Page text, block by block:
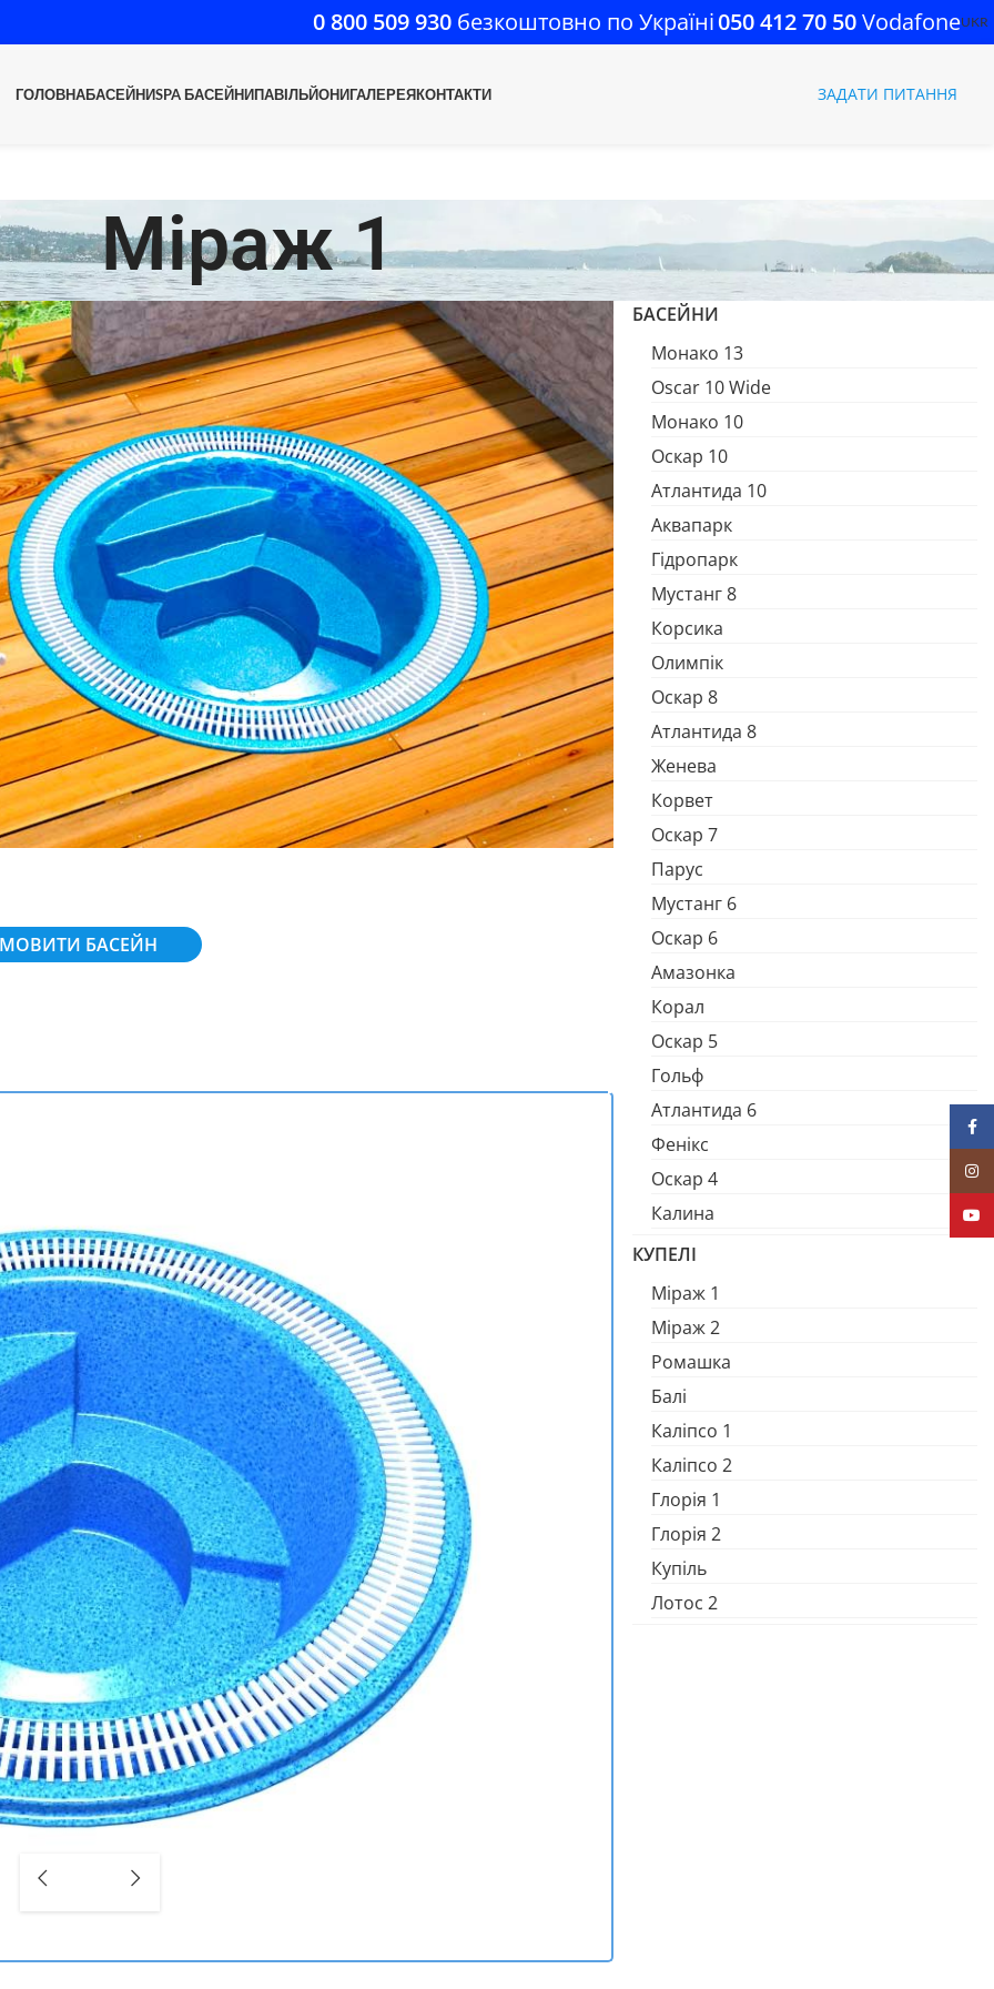
0 800 509 930 безкоштовно по Україні050 412 70 50VodafoneUKR
ГОЛОВНАБАСЕЙНИSPA БАСЕЙНИПАВІЛЬЙОНИГАЛЕРЕЯКОНТАКТИ ЗАДАТИ ПИТАННЯ
Міраж 1
БАСЕЙН
БАСЕЙНИ
Монако 13
Oscar 10 Wide
Монако 10
Оскар 10
Атлантида 10
Аквапарк
Гідропарк
Мустанг 8
Корсика
Олимпік
Оскар 8
Атлантида 8
Женева
Корвет
Оскар 7
Парус
Мустанг 6
Оскар 6
Амазонка
Корал
Оскар 5
Гольф
Атлантида 6
Фенікс
Оскар 4
Калина
КУПЕЛІ
Міраж 1
Міраж 2
Ромашка
Балі
Каліпсо 1
Каліпсо 2
Глорія 1
Глорія 2
Купіль
Лотос 2